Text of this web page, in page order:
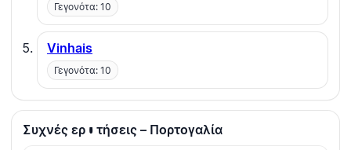
Γεγονότα: 10
Vinhais
Γεγονότα: 10
Συχνές ερωτήσεις – Πορτογαλία